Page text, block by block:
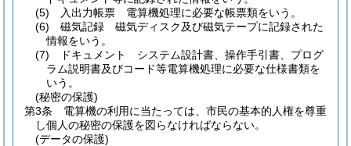
(5)
入出力帳票 電算機処理に必要な帳票類をいう。
(6)
磁気記録 磁気ディスク及び磁気テープに記録された
情報をいう。
(7)
ドキュメント システム設計書、操作手引書、プログ
ラム説明書及びコード等電算機処理に必要な仕様書類を
いう。
(秘密の保護)
第3条
電算機の利用に当たっては、市民の基本的人権を尊重
し個人の秘密の保護を図らなければならない。
(データの保護)